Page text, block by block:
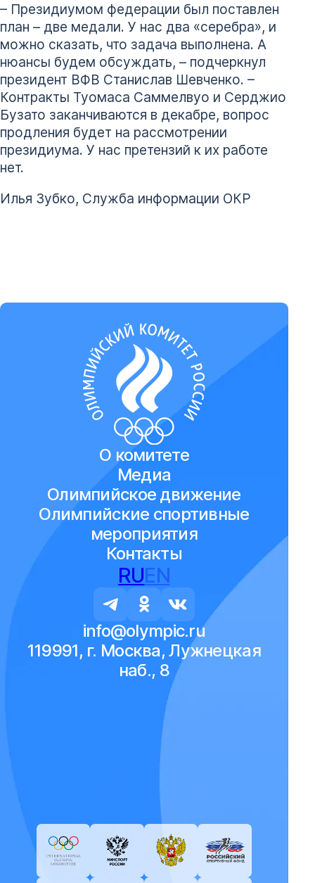
– Президиумом федерации был поставлен
план – две медали. У нас два «серебра», и
можно сказать, что задача выполнена. А
нюансы будем обсуждать, – подчеркнул
президент ВФВ Станислав Шевченко. –
Контракты Туомаса Саммелвуо и Серджио
Бузато заканчиваются в декабре, вопрос
продления будет на рассмотрении
президиума. У нас претензий к их работе
нет.
Илья Зубко, Служба информации ОКР
О комитете
Медиа
Олимпийское движение
Олимпийские спортивные
мероприятия
Контакты
RUEN
info@olympic.ru
119991, г. Москва, Лужнецкая
наб., 8